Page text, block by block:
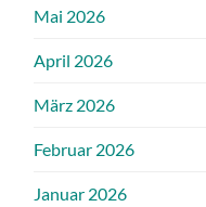
Mai 2026
April 2026
März 2026
Februar 2026
Januar 2026